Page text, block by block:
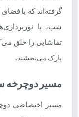
گرفته‌اند که با
شب، با
تماشایی را خلق
پارک می‌بخشند.
مسیر دوچرخه
مسیر اختصاصی